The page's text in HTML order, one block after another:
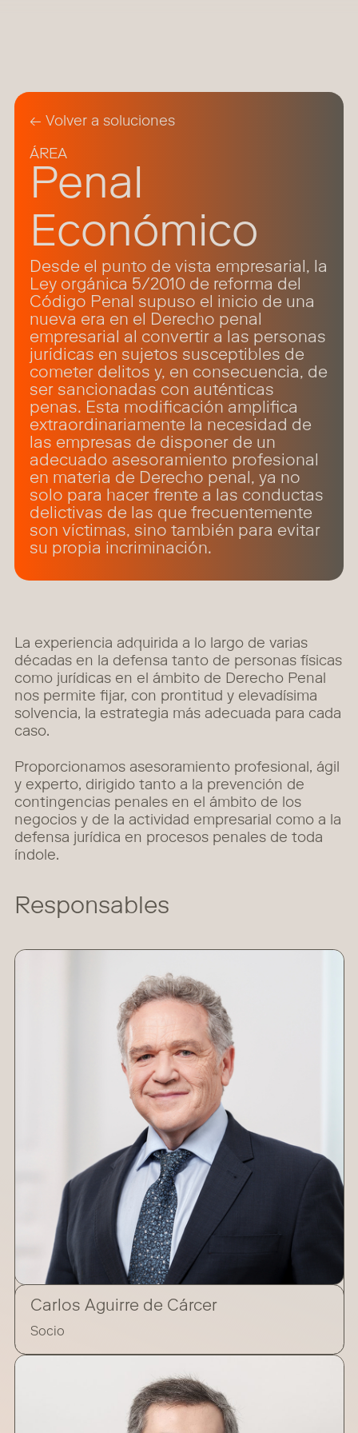
← Volver a soluciones
ÁREA
Penal
Económico
Desde el punto de vista empresarial, la
Ley orgánica 5/2010 de reforma del
Código Penal supuso el inicio de una
nueva era en el Derecho penal
empresarial al convertir a las personas
jurídicas en sujetos susceptibles de
cometer delitos y, en consecuencia, de
ser sancionadas con auténticas
penas. Esta modificación amplifica
extraordinariamente la necesidad de
las empresas de disponer de un
adecuado asesoramiento profesional
en materia de Derecho penal, ya no
solo para hacer frente a las conductas
delictivas de las que frecuentemente
son víctimas, sino también para evitar
su propia incriminación.
La experiencia adquirida a lo largo de varias
décadas en la defensa tanto de personas físicas
como jurídicas en el ámbito de Derecho Penal
nos permite fijar, con prontitud y elevadísima
solvencia, la estrategia más adecuada para cada
caso.
Proporcionamos asesoramiento profesional, ágil
y experto, dirigido tanto a la prevención de
contingencias penales en el ámbito de los
negocios y de la actividad empresarial como a la
defensa jurídica en procesos penales de toda
índole.
Responsables
Carlos Aguirre de Cárcer
Socio